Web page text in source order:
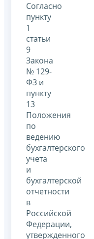
Согласно
пункту
1
статьи
9
Закона
№ 129-
ФЗ и
пункту
13
Положения
по
ведению
бухгалтерского
учета
и
бухгалтерской
отчетности
в
Российской
Федерации,
утвержденного